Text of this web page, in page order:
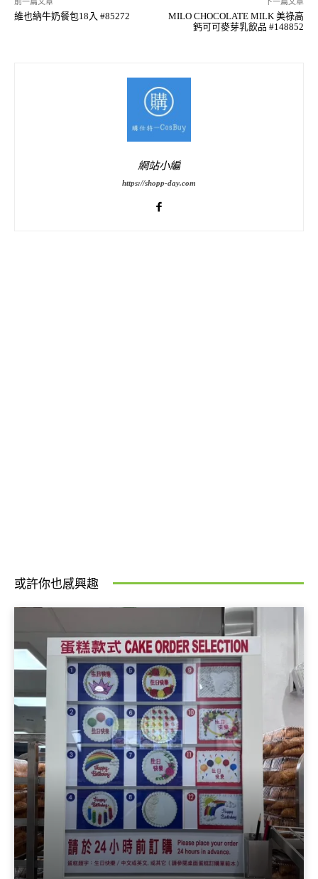
維也納牛奶餐包18入 #85272
MILO CHOCOLATE MILK 美祿高
鈣可可麥芽乳飲品 #148852
網站小編
https://shopp-day.com
或許你也感興趣